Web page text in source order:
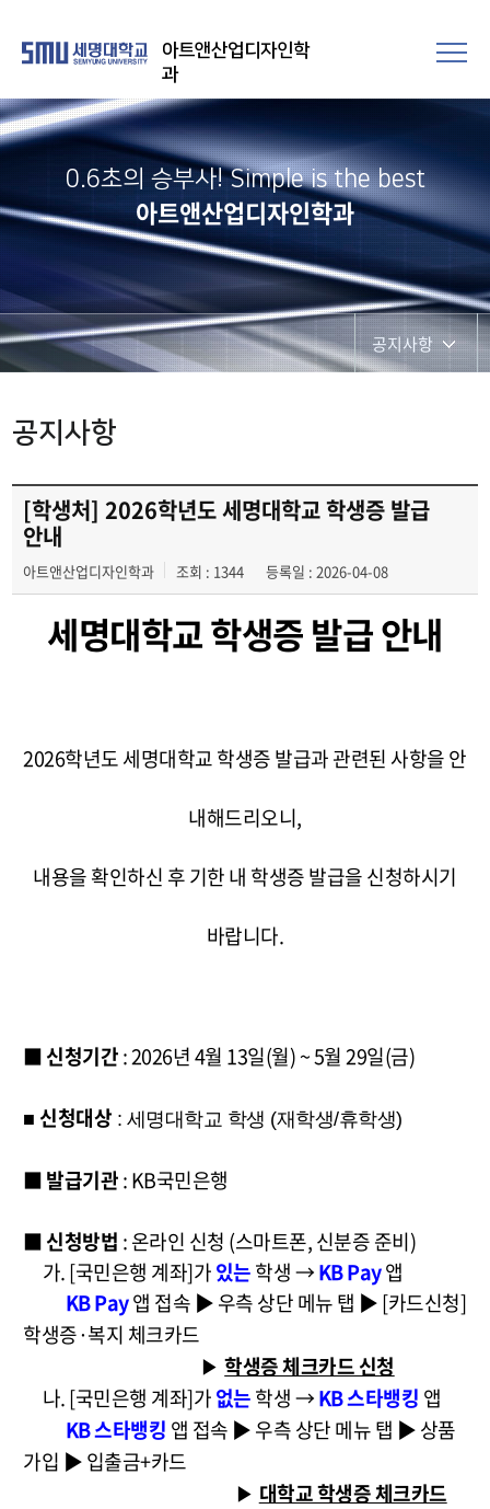
아트앤산업디자인학
과
0.6초의 승부사! Simple is the best
아트앤산업디자인학과
공지사항
전공자료실
학과행사
공지사항
[학생처] 2026학년도 세명대학교 학생증 발급
안내
아트앤산업디자인학과 조회 : 1344 등록일 : 2026-04-08
세명대학교 학생증 발급 안내
2026학년도 세명대학교 학생증 발급과 관련된 사항을 안
내해드리오니,
내용을 확인하신 후 기한 내 학생증 발급을 신청하시기
바랍니다.
■신청기간: 2026년 4월 13일(월) ~ 5월 29일(금)
■ 신청대상 : 세명대학교 학생 (재학생/휴학생)
■발급기관: KB국민은행
■신청방법 : 온라인 신청 (스마트폰, 신분증 준비)
가. [국민은행 계좌]가있는학생 →KB Pay앱
KB Pay앱 접속 ▶ 우측 상단 메뉴 탭 ▶ [카드신청]
학생증·복지 체크카드
▶학생증 체크카드 신청
나. [국민은행 계좌]가없는학생 →KB 스타뱅킹 앱
KB 스타뱅킹 앱 접속 ▶ 우측 상단 메뉴 탭 ▶ 상품
가입 ▶ 입출금+카드
▶ 대학교 학생증 체크카드